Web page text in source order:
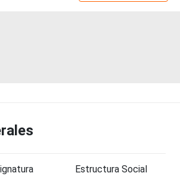
Estructura Social